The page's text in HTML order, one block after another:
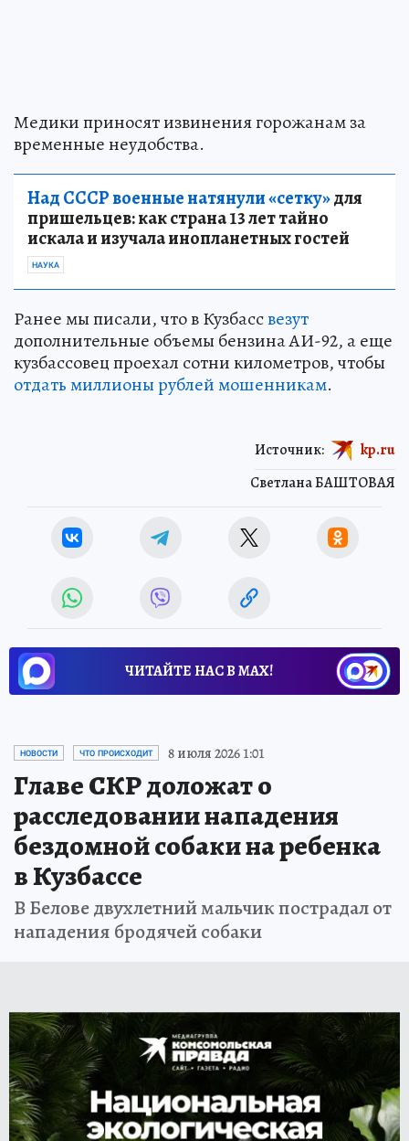
Медики приносят извинения горожанам за
временные неудобства.
Над СССР военные натянули «сетку»для
пришельцев: как страна 13 лет тайно
искала и изучала инопланетных гостей
НАУКА
Ранее мы писали, что в Кузбассвезут
дополнительные объемы бензина АИ-92, а еще
кузбассовец проехал сотни километров, чтобы
отдать миллионы рублей мошенникам.
Светлана БАШТОВАЯ
Источник: kp.ru
ЧИТАЙТЕ НАС В МАХ!
НОВОСТИ ЧТО ПРОИСХОДИТ 8 июля 2026 1:01
Главе СКР доложат о
расследовании нападения
бездомной собаки на ребенка
в Кузбассе
В Белове двухлетний мальчик пострадал от
нападения бродячей собаки